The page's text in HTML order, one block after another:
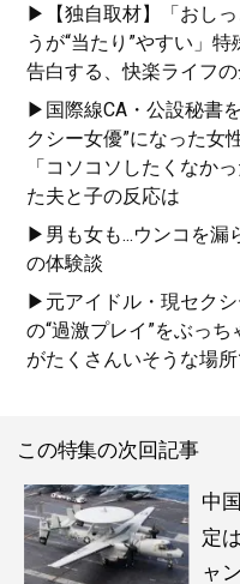
▶【独自取材】「おし
うが“当たり”やすい」
告白する、快楽ライフ
▶国際線CA・公設秘書
クシー女優”になった女
「コソコソしたくなか
た夫と子の反応は
▶男も女も...ウンコを漏
の体験談
▶元アイドル・現セク
の“過激プレイ”をぶっ
がたくさんいそうな場所
この特集の次回記事
中
定
ャ